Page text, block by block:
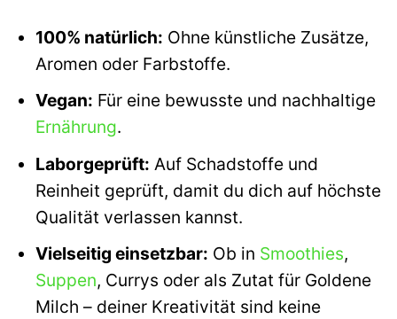
100% natürlich: Ohne künstliche Zusätze,
Aromen oder Farbstoffe.
Vegan: Für eine bewusste und nachhaltige
Ernährung.
Laborgeprüft: Auf Schadstoffe und
Reinheit geprüft, damit du dich auf höchste
Qualität verlassen kannst.
Vielseitig einsetzbar: Ob in Smoothies,
Suppen, Currys oder als Zutat für Goldene
Milch – deiner Kreativität sind keine